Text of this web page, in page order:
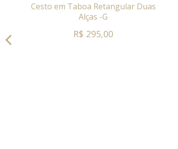
Cesto em Taboa Retangular Duas
Alças -G
R$ 295,00